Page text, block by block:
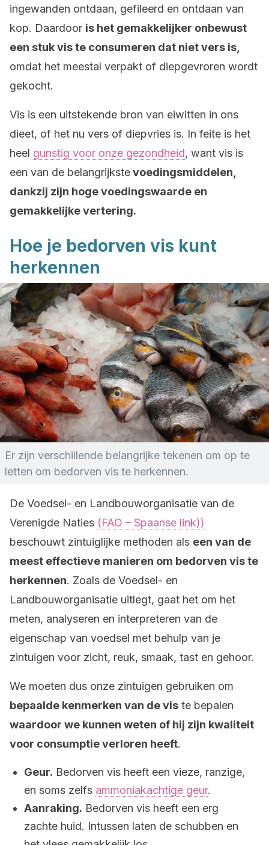
ingewanden ontdaan, gefileerd en ontdaan van
kop. Daardoor is het gemakkelijker onbewust
een stuk vis te consumeren dat niet vers is,
omdat het meestal verpakt of diepgevroren wordt
gekocht.
Vis is een uitstekende bron van eiwitten in ons
dieet, of het nu vers of diepvries is. In feite is het
heel gunstig voor onze gezondheid, want vis is
een van de belangrijkstevoedingsmiddelen,
dankzij zijn hoge voedingswaarde en
gemakkelijke vertering.
Hoe je bedorven vis kunt
herkennen
Er zijn verschillende belangrijke tekenen om op te
letten om bedorven vis te herkennen.
De Voedsel- en Landbouworganisatie van de
Verenigde Naties (FAO – Spaanse link))
beschouwt zintuiglijke methoden als een van de
meest effectieve manieren om bedorven vis te
herkennen. Zoals de Voedsel- en
Landbouworganisatie uitlegt, gaat het om het
meten, analyseren en interpreteren van de
eigenschap van voedsel met behulp van je
zintuigen voor zicht, reuk, smaak, tast en gehoor.
We moeten dus onze zintuigen gebruiken om
bepaalde kenmerken van de vis te bepalen
waardoor we kunnen weten of hij zijn kwaliteit
voor consumptie verloren heeft.
Geur. Bedorven vis heeft een vieze, ranzige,
en soms zelfs ammoniakachtige geur.
Aanraking. Bedorven vis heeft een erg
zachte huid. Intussen laten de schubben en